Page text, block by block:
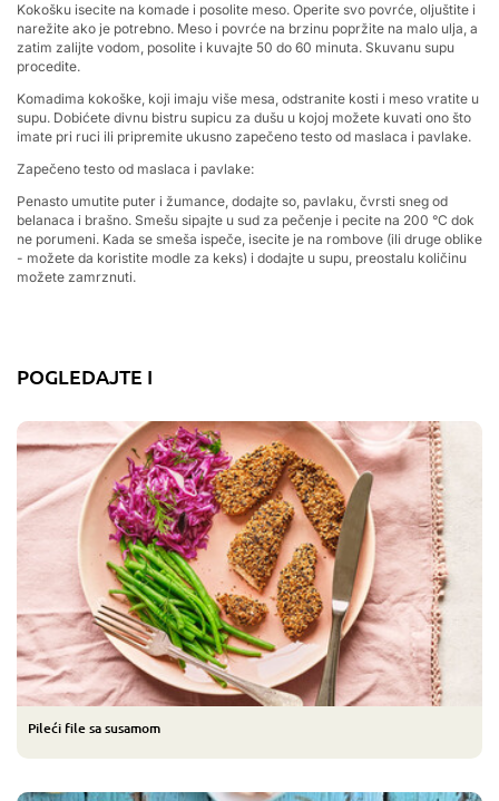
Kokošku isecite na komade i posolite meso. Operite svo povrće, oljuštite i
narežite ako je potrebno. Meso i povrće na brzinu popržite na malo ulja, a
zatim zalijte vodom, posolite i kuvajte 50 do 60 minuta. Skuvanu supu
procedite.
Komadima kokoške, koji imaju više mesa, odstranite kosti i meso vratite u
supu. Dobićete divnu bistru supicu za dušu u kojoj možete kuvati ono što
imate pri ruci ili pripremite ukusno zapečeno testo od maslaca i pavlake.
Zapečeno testo od maslaca i pavlake:
Penasto umutite puter i žumance, dodajte so, pavlaku, čvrsti sneg od
belanaca i brašno. Smešu sipajte u sud za pečenje i pecite na 200 °C dok
ne porumeni. Kada se smeša ispeče, isecite je na rombove (ili druge oblike
- možete da koristite modle za keks) i dodajte u supu, preostalu količinu
možete zamrznuti.
POGLEDAJTE I
Pileći file sa susamom